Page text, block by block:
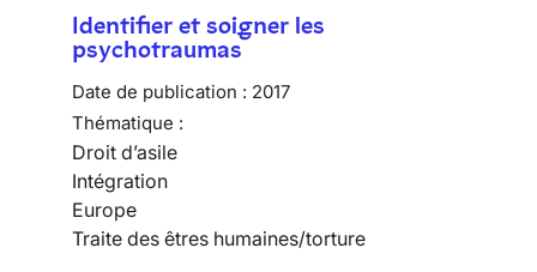
Identifier et soigner les
psychotraumas
Date de publication : 2017
Thématique :
Droit d’asile
Intégration
Europe
Traite des êtres humaines/torture